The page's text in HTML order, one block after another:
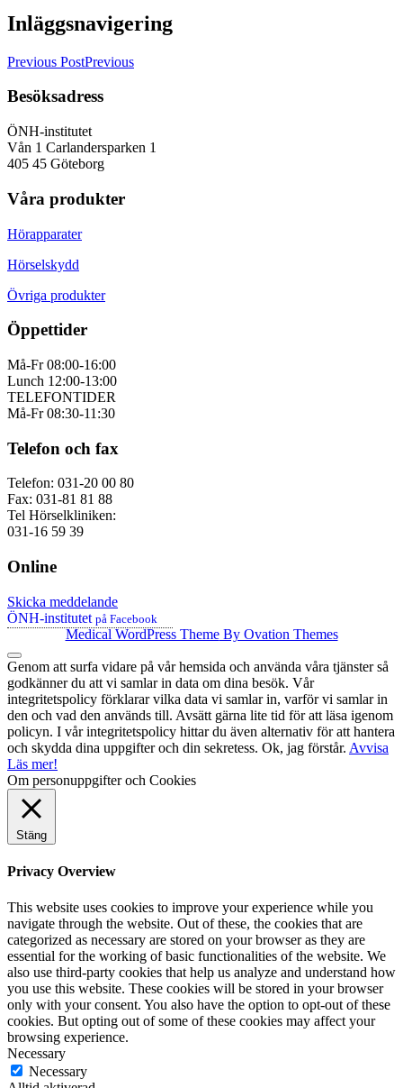
Inläggsnavigering
Previous PostPrevious
Besöksadress
ÖNH-institutet
Vån 1 Carlandersparken 1
405 45 Göteborg
Våra produkter
Hörapparater
Hörselskydd
Övriga produkter
Öppettider
Må-Fr 08:00-16:00
Lunch 12:00-13:00
TELEFONTIDER
Må-Fr 08:30-11:30
Telefon och fax
Telefon: 031-20 00 80
Fax: 031-81 81 88
Tel Hörselkliniken:
031-16 59 39
Online
Skicka meddelande
ÖNH-institutet på Facebook
Medical WordPress ThemeBy Ovation Themes
Genom att surfa vidare på vår hemsida och använda våra tjänster så
godkänner du att vi samlar in data om dina besök. Vår
integritetspolicy förklarar vilka data vi samlar in, varför vi samlar in
den och vad den används till. Avsätt gärna lite tid för att läsa igenom
policyn. I vår integritetspolicy hittar du även alternativ för att hantera
och skydda dina uppgifter och din sekretess. Ok, jag förstår. Avvisa
Läs mer!
Om personuppgifter och Cookies
Stäng
Privacy Overview
This website uses cookies to improve your experience while you
navigate through the website. Out of these, the cookies that are
categorized as necessary are stored on your browser as they are
essential for the working of basic functionalities of the website. We
also use third-party cookies that help us analyze and understand how
you use this website. These cookies will be stored in your browser
only with your consent. You also have the option to opt-out of these
cookies. But opting out of some of these cookies may affect your
browsing experience.
Necessary
Necessary